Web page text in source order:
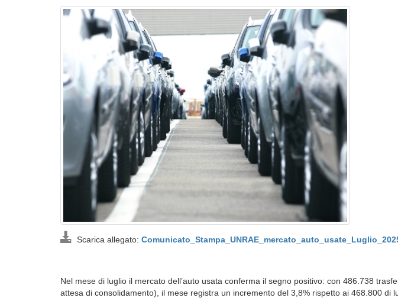
Scarica allegato:
Nel mese di luglio il mercato dell’auto usata conferma il segno positivo: con 486.738
attesa di consolidamento), il mese registra un incremento del 3,8% rispetto ai 468.800 di